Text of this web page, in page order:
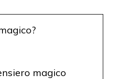
magico